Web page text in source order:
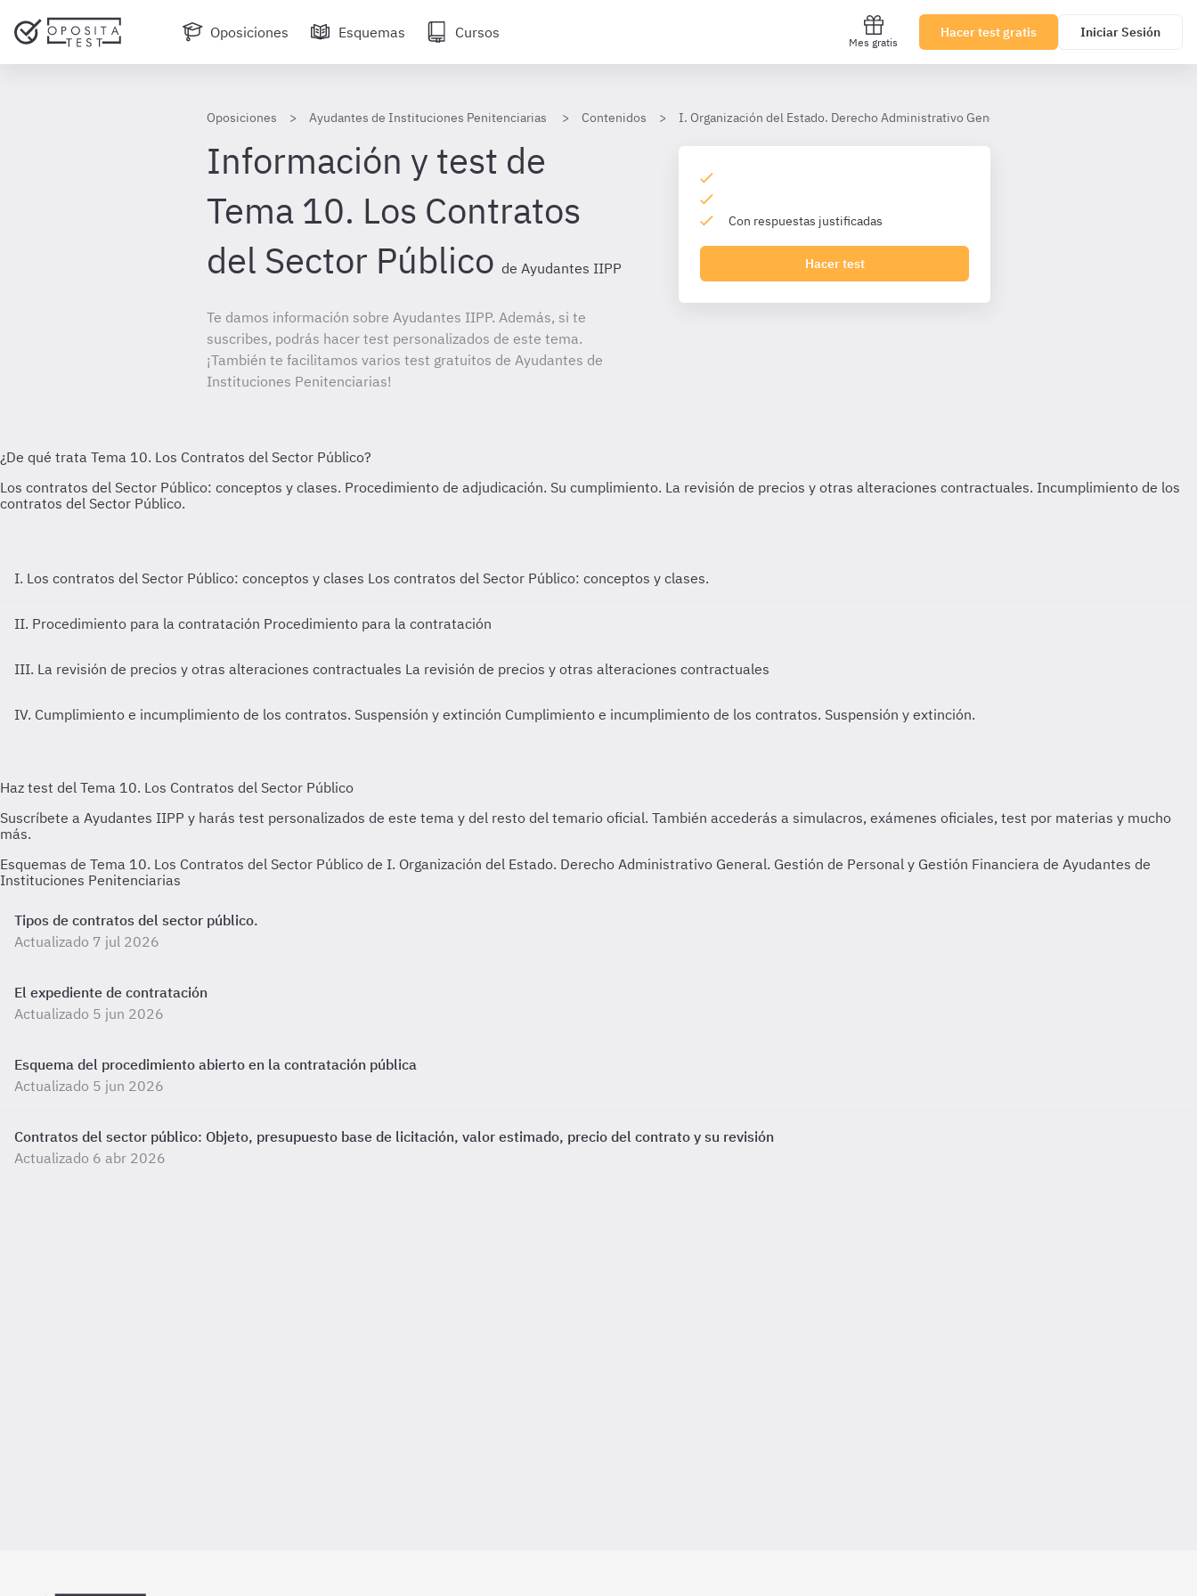
Oposiciones Esquemas Cursos
Mes gratis
Hacer test gratis Iniciar Sesión
Oposiciones Ayudantes de Instituciones Penitenciarias Contenidos I. Organización del Estado. Derecho Administrativo General. Gestión de Personal y Gestión
Información y test de
Tema 10. Los Contratos
del Sector Público de Ayudantes IIPP
Te damos información sobre Ayudantes IIPP. Además, si te
suscribes, podrás hacer test personalizados de este tema.
¡También te facilitamos varios test gratuitos de Ayudantes de
Instituciones Penitenciarias!
Con respuestas justificadas
Hacer test
I. Los contratos del Sector Público: conceptos y clases Los contratos del Sector Público: conceptos y clases.
II. Procedimiento para la contratación Procedimiento para la contratación
III. La revisión de precios y otras alteraciones contractuales La revisión de precios y otras alteraciones contractuales
IV. Cumplimiento e incumplimiento de los contratos. Suspensión y extinción Cumplimiento e incumplimiento de los contratos. Suspensión y extinción.
Esquemas de Tema 10. Los Contratos del Sector Público de I. Organización del Estado. Derecho Administrativo General. Gestión de Personal y Gestión Financiera de Ayudantes de
Instituciones Penitenciarias
Tipos de contratos del sector público.
Actualizado 7 jul 2026
El expediente de contratación
Actualizado 5 jun 2026
Esquema del procedimiento abierto en la contratación pública
Actualizado 5 jun 2026
Contratos del sector público: Objeto, presupuesto base de licitación, valor estimado, precio del contrato y su revisión
Actualizado 6 abr 2026